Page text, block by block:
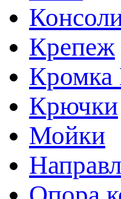
Крепеж
Крючки
Мойки